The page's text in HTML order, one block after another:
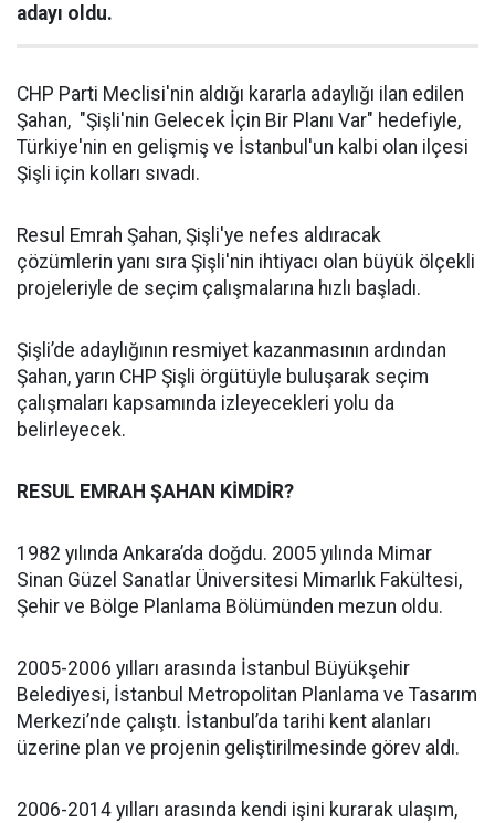
adayı oldu.
CHP Parti Meclisi'nin aldığı kararla adaylığı ilan edilen
Şahan, "Şişli'nin Gelecek İçin Bir Planı Var" hedefiyle,
Türkiye'nin en gelişmiş ve İstanbul'un kalbi olan ilçesi
Şişli için kolları sıvadı.
Resul Emrah Şahan, Şişli'ye nefes aldıracak
çözümlerin yanı sıra Şişli'nin ihtiyacı olan büyük ölçekli
projeleriyle de seçim çalışmalarına hızlı başladı.
Şişli’de adaylığının resmiyet kazanmasının ardından
Şahan, yarın CHP Şişli örgütüyle buluşarak seçim
çalışmaları kapsamında izleyecekleri yolu da
belirleyecek.
RESUL EMRAH ŞAHAN KİMDİR?
1982 yılında Ankara’da doğdu. 2005 yılında Mimar
Sinan Güzel Sanatlar Üniversitesi Mimarlık Fakültesi,
Şehir ve Bölge Planlama Bölümünden mezun oldu.
2005-2006 yılları arasında İstanbul Büyükşehir
Belediyesi, İstanbul Metropolitan Planlama ve Tasarım
Merkezi’nde çalıştı. İstanbul’da tarihi kent alanları
üzerine plan ve projenin geliştirilmesinde görev aldı.
2006-2014 yılları arasında kendi işini kurarak ulaşım,